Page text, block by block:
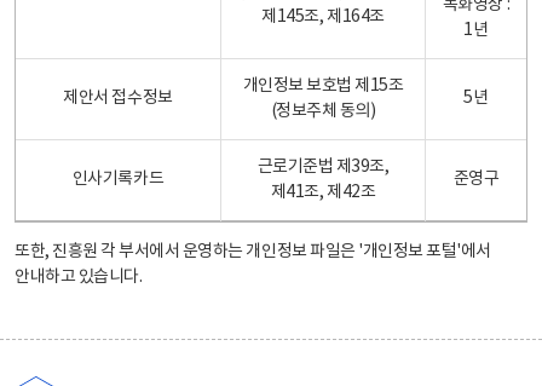
제145조, 제164조
녹화영상 :
1년
제안서 접수정보
개인정보 보호법 제15조
(정보주체 동의)
5년
인사기록카드
근로기준법 제39조,
제41조, 제42조
준영구
또한, 진흥원 각 부서에서 운영하는 개인정보 파일은 '개인정보 포털'에서
안내하고 있습니다.